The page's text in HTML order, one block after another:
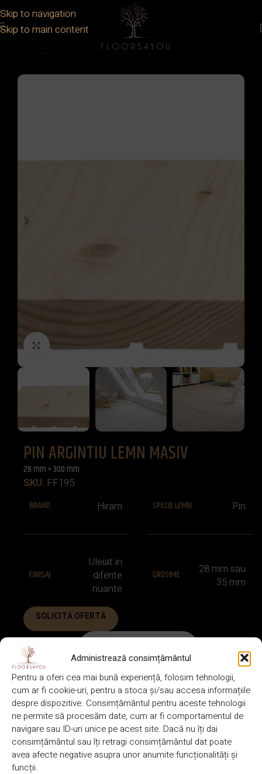
Administrează consimțământul
Pentru a oferi cea mai bună experiență, folosim tehnologii,
cum ar fi cookie-uri, pentru a stoca și/sau accesa informațiile
despre dispozitive. Consimțământul pentru aceste tehnologii
ne permite să procesăm date, cum ar fi comportamentul de
navigare sau ID-uri unice pe acest site. Dacă nu îți dai
consimțământul sau îți retragi consimțământul dat poate
avea afecte negative asupra unor anumite funcționalități și
funcții.
Skip to navigation
Skip to main content
Parchet masiv
Click to enlarge
PIN ARGINTIU LEMN MASIV
28 mm × 300 mm
SKU: FF195
BRAND
Hiram SPECIE LEMN Pin
FINISAJ
Uleiat in
diferite
nuante
GROSIME
28 mm sau
35 mm
SOLICITĂ OFERTĂ
DESCRIERE
BRAND Hiram CULOARE